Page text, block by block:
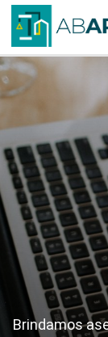
Brindamos